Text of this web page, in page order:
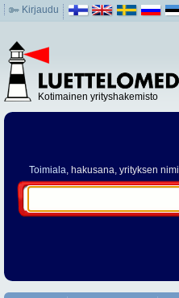
Kirjaudu
Kotimainen yrityshakemisto
Toimiala, hakusana, yrityksen nimi